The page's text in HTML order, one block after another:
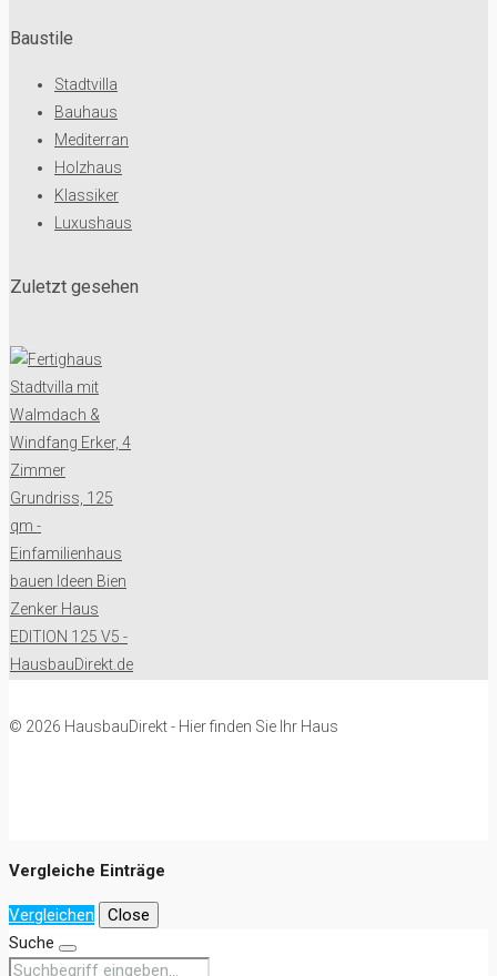
Baustile
Stadtvilla
Bauhaus
Mediterran
Holzhaus
Klassiker
Luxushaus
Zuletzt gesehen
© 2026 HausbauDirekt - Hier finden Sie Ihr Haus
Vergleiche Einträge
Vergleichen
Close
Suche